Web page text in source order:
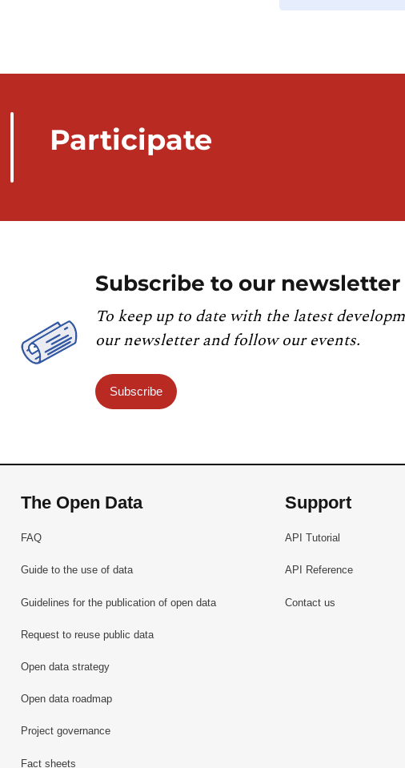
Participate
Subscribe to our newsletter
To keep up to date with the latest
our newsletter and follow our events.
Subscribe
The Open Data
FAQ
Guide to the use of data
Guidelines for the publication of open data
Request to reuse public data
Open data strategy
Open data roadmap
Project governance
Fact sheets
Support
API Tutorial
API Reference
Contact us